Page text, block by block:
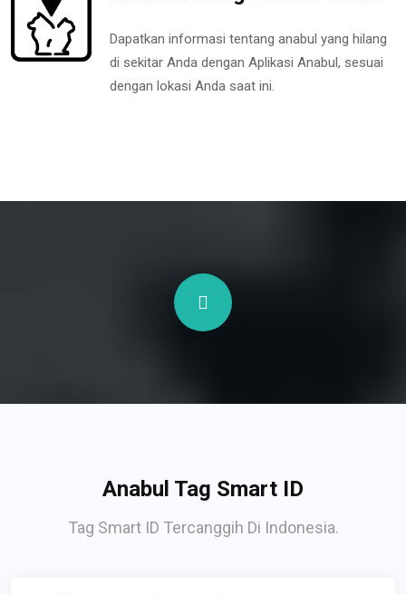
Dapatkan informasi tentang anabul yang hilang
di sekitar Anda dengan Aplikasi Anabul, sesuai
dengan lokasi Anda saat ini.
Anabul Tag Smart ID
Tag Smart ID Tercanggih Di Indonesia.